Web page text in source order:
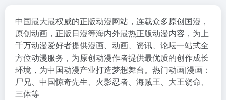
中国最大最权威的正版动漫网站，连载众多原创国漫，
原创动画，正版日漫等海内外最热正版动漫内容，为上
千万动漫爱好者提供漫画、动画、资讯、论坛一站式全
方位动漫服务，为原创动漫作者提供最优质的创作成长
环境，为中国动漫产业打造梦想舞台。热门动画|漫画：
尸兄、中国惊奇先生、火影忍者、海贼王、大王饶命、
三体等